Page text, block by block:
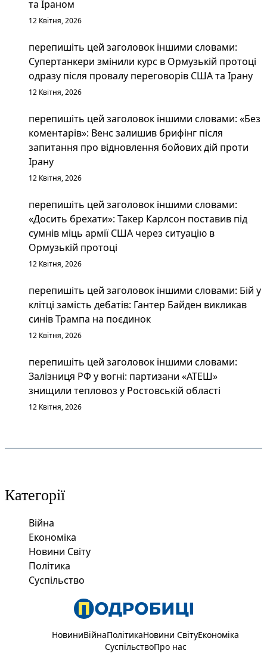
та Іраном
12 Квітня, 2026
перепишіть цей заголовок іншими словами:
Супертанкери змінили курс в Ормузькій протоці
одразу після провалу переговорів США та Ірану
12 Квітня, 2026
перепишіть цей заголовок іншими словами: «Без
коментарів»: Венс залишив брифінг після
запитання про відновлення бойових дій проти
Ірану
12 Квітня, 2026
перепишіть цей заголовок іншими словами:
«Досить брехати»: Такер Карлсон поставив під
сумнів міць армії США через ситуацію в
Ормузькій протоці
12 Квітня, 2026
перепишіть цей заголовок іншими словами: Бій у
клітці замість дебатів: Гантер Байден викликав
синів Трампа на поєдинок
12 Квітня, 2026
перепишіть цей заголовок іншими словами:
Залізниця РФ у вогні: партизани «АТЕШ»
знищили тепловоз у Ростовській області
12 Квітня, 2026
Категорії
Війна
Економіка
Новини Світу
Політика
Суспільство
НовиниВійнаПолітикаНовини СвітуЕкономіка
СуспільствоПро нас